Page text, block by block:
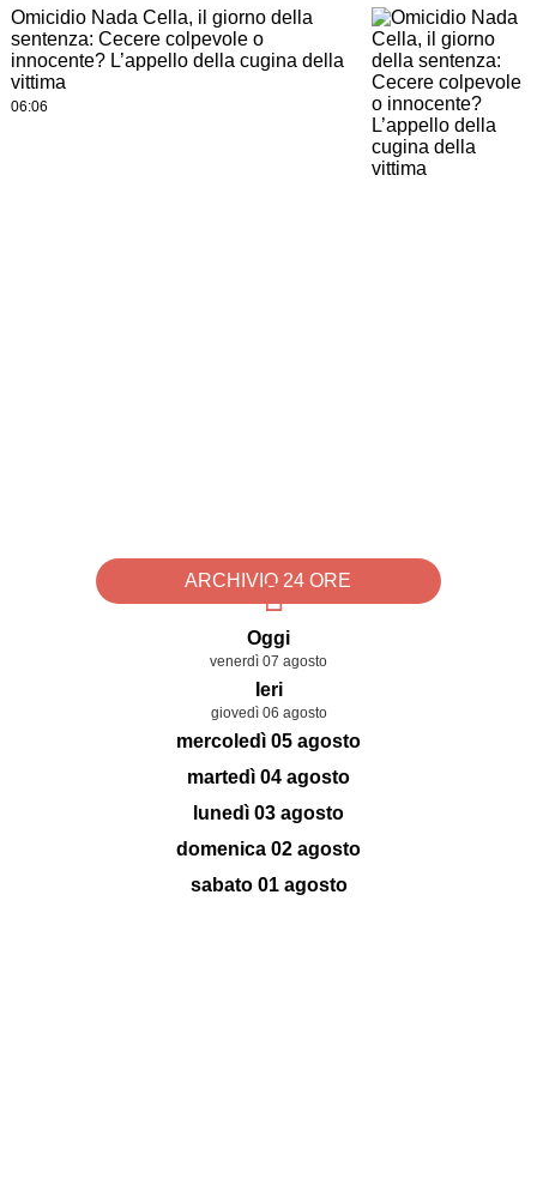
Omicidio Nada Cella, il giorno della
sentenza: Cecere colpevole o
innocente? L’appello della cugina della
vittima
06:06
ARCHIVIO 24 ORE
Oggi
venerdì 07 agosto
Ieri
giovedì 06 agosto
mercoledì 05 agosto
martedì 04 agosto
lunedì 03 agosto
domenica 02 agosto
sabato 01 agosto